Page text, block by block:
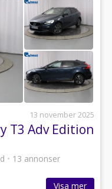
13 november 2025
T3 Adv Edition
• 13 annonser
Visa mer